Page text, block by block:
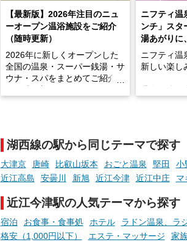
【最新版】2026年注目のニュ
ーオープン温浴施設をご紹介
（随時更新）
2026年に新しくオープンした
全国の温泉・スーパー銭湯・サ
ウナ・スパをまとめてご紹介！
います。
現地取材記事もあわせて紹介し
ていますので、気になる施設は
ぜひチェックして次のおでかけ
ね。
ニフティ温
ンチ」スタ
湯あがりに
ニフティ温
新しい楽し
手相やタロ
める占いで
時間を、も
湖西線の駅から同じテーマで探す
大津京 唐崎 比叡山坂本 おごと温泉 堅田 小
近江高島
安曇川 新旭 近江今津 近江中庄 マ
近江今津駅の人気テーマから探す
宿泊 お食事・食事処 ホテル ラドン温泉、ラ
格安（1,000円以下）
エステ・マッサージ 家